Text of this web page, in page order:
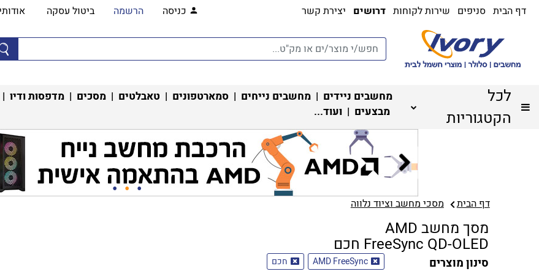
דף הבית סניפים שירות לקוחות דרושים יצירת קשר כניסה הרשמה ביטול עסקה
לכל
הקטגוריות
מחשבים ניידים | מחשבים נייחים | סמארטפונים | טאבלטים | מסכים | מדפסות ודיו |
מבצעים | ועוד...
דף הבית מסכי מחשב וציוד נלווה
מסך מחשב AMD
FreeSync QD-OLED חכם
סינון מוצרים AMD FreeSync חכם